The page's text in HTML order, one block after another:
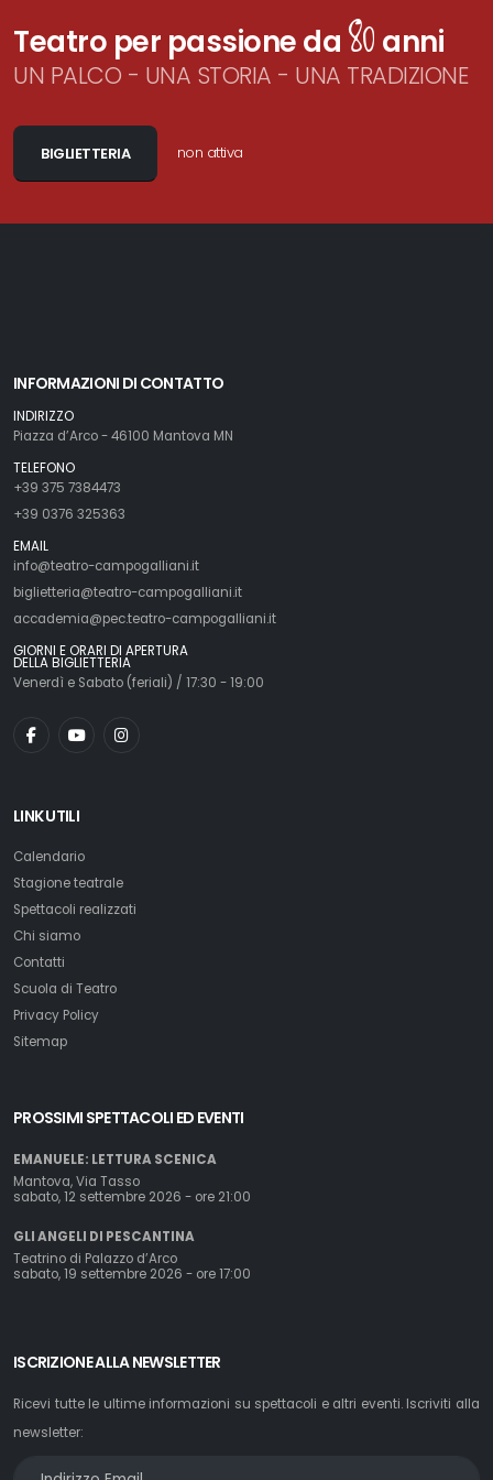
Teatro per passione da80 anni
UN PALCO - UNA STORIA - UNA TRADIZIONE
BIGLIETTERIA non attiva
INFORMAZIONI DI CONTATTO
INDIRIZZO
Piazza d’Arco - 46100 Mantova MN
TELEFONO
+39 375 7384473
+39 0376 325363
EMAIL
info@teatro-campogalliani.it
biglietteria@teatro-campogalliani.it
accademia@pec.teatro-campogalliani.it
GIORNI E ORARI DI APERTURA
DELLA BIGLIETTERIA
Venerdì e Sabato (feriali) / 17:30 - 19:00
LINK UTILI
Calendario
Stagione teatrale
Spettacoli realizzati
Chi siamo
Contatti
Scuola di Teatro
Privacy Policy
Sitemap
PROSSIMI SPETTACOLI ED EVENTI
EMANUELE: LETTURA SCENICA
Mantova, Via Tasso
sabato, 12 settembre 2026 - ore 21:00
GLI ANGELI DI PESCANTINA
Teatrino di Palazzo d’Arco
sabato, 19 settembre 2026 - ore 17:00
ISCRIZIONE ALLA NEWSLETTER
Ricevi tutte le ultime informazioni su spettacoli e altri eventi. Iscriviti alla
newsletter: